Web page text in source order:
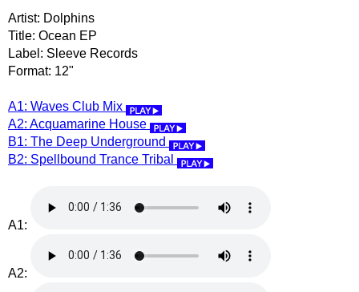
Artist: Dolphins
Title: Ocean EP
Label: Sleeve Records
Format: 12"
A1: Waves Club Mix
A2: Acquamarine House
B1: The Deep Underground
B2: Spellbound Trance Tribal
A1:
A2: